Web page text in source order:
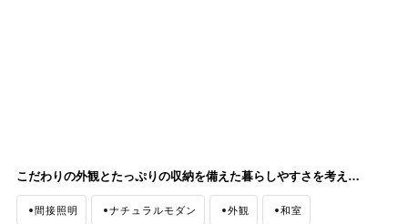
こだわりの外観とたっぷりの収納を備えた暮らしやすさを考えた家
間接照明 ナチュラルモダン 外観 和室